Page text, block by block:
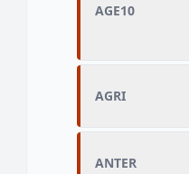
AGE10
AGRI
ANTER